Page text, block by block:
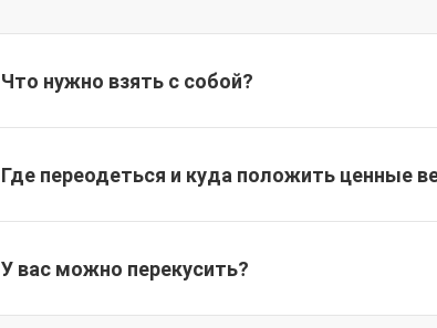
Что нужно взять с собой?
Где переодеться и куда положить ценные
У вас можно перекусить?